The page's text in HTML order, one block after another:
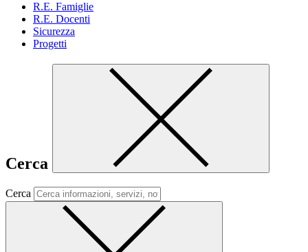
R.E. Famiglie
R.E. Docenti
Sicurezza
Progetti
Cerca
Cerca